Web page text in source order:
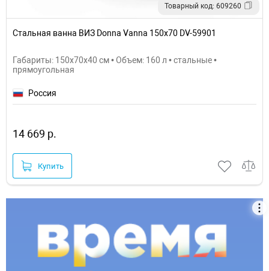
Товарный код: 609260
Стальная ванна ВИЗ Donna Vanna 150x70 DV-59901
Габариты: 150x70x40 см • Объем: 160 л • стальные •
прямоугольная
Россия
14 669 р.
Купить